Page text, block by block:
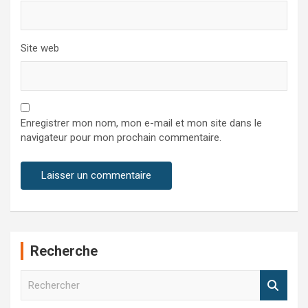
Site web
Enregistrer mon nom, mon e-mail et mon site dans le
navigateur pour mon prochain commentaire.
Recherche